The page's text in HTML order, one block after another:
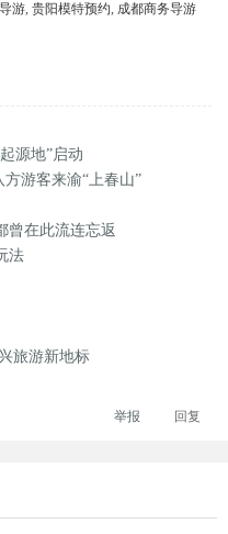
游, 贵阳模特预约, 成都商务导游
源地”启动
游客来渝“上春山”
曾在此流连忘返
法
旅游新地标
回复
举报